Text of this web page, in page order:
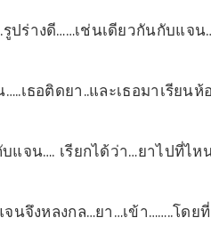
ปร่างดี……เช่นเดียวกันกับแจน
เธอติดยา..และเธอมาเรียน
แจน…. เรียกได้ว่า…ยาไปที่ไ
นจึงหลงกล…ยา…เข้า……..โดย